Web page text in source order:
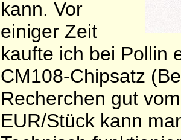
kann. Vor
einiger Zeit
kaufte ich bei Pollin
CM108-Chipsatz
Recherchen gut
EUR/Stück kann